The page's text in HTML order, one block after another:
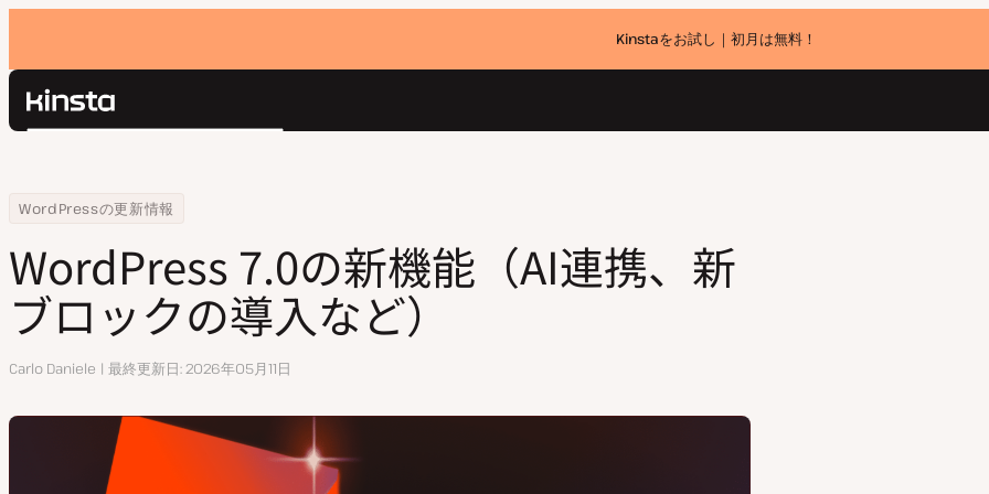
Kinstaをお試し｜初月は無料！
Kinsta®
価格設定
お問い合わせ
検
Home
リソースセンター
WordPressの更新情報
WordPress 7.0の新機能（AI連携、新ブロックの導入など）
WordPress 7.0の新機能（AI連携、新
ブロックの導入など）
執
Carlo Daniele 最終更新日 2026年05月11日